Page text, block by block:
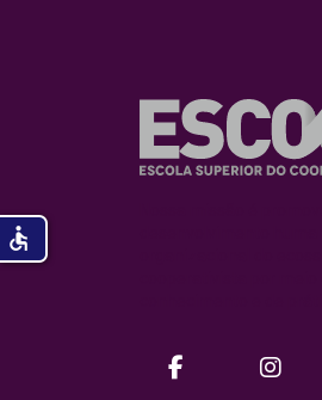
facebook
accessible